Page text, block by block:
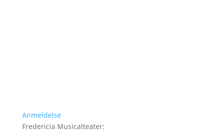
Anmeldelse
Fredericia Musicalteater: